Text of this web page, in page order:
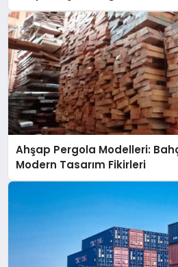
Ahşap Pergola Modelleri:
Modern Tasarım Fikirleri